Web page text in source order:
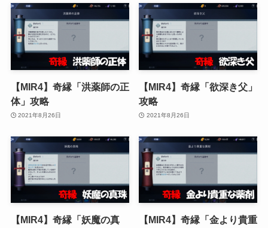
【MIR4】奇縁「洪薬師の正
体」攻略
2021年8月26日
【MIR4】奇縁「欲深き父」
攻略
2021年8月26日
【MIR4】奇縁「妖魔の真
【MIR4】奇縁「金より貴重